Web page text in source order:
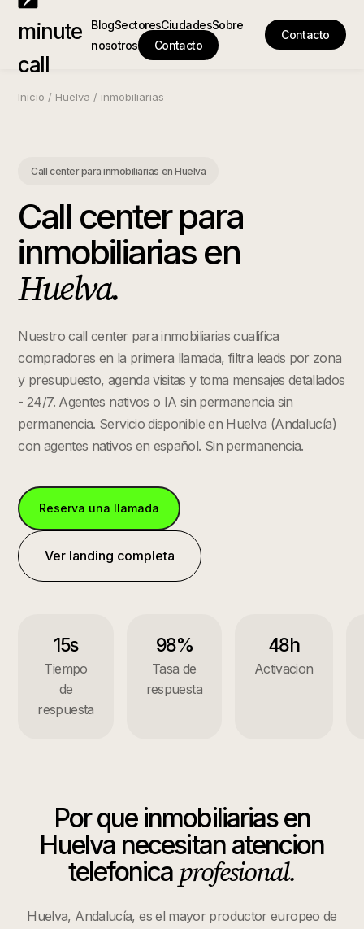
minute
call
BlogSectoresCiudadesSobre
nosotros
Contacto
Contacto
Inicio / Huelva / inmobiliarias
Call center para inmobiliarias enHuelva
Call center para
inmobiliariasen
Huelva.
Nuestro call center para inmobiliarias cualifica
compradores en la primera llamada, filtra leads por zona
y presupuesto, agenda visitas y toma mensajes detallados
- 24/7. Agentes nativos o IA sin permanencia sin
permanencia. Servicio disponible en Huelva (Andalucía)
con agentes nativos en español. Sin permanencia.
Reserva una llamada
Ver landing completa
15s
Tiempo
de
respuesta
98%
Tasa de
respuesta
48h
Activacion
Por que inmobiliariasen
Huelvanecesitan atencion
telefonica profesional.
Huelva, Andalucía, es el mayor productor europeo de